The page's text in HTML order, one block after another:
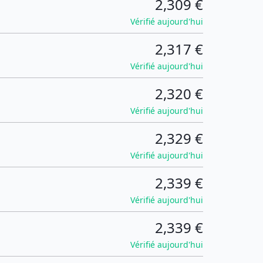
2,309 €
Vérifié aujourd'hui
2,317 €
Vérifié aujourd'hui
2,320 €
Vérifié aujourd'hui
2,329 €
Vérifié aujourd'hui
2,339 €
Vérifié aujourd'hui
2,339 €
Vérifié aujourd'hui